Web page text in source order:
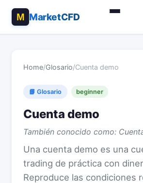
MarketCFD
Home/Glosario/Cuenta demo
📘 Glosario beginner
Cuenta demo
También conocido como:
Una cuenta demo es una
trading de práctica con
Reproduce las condiciones